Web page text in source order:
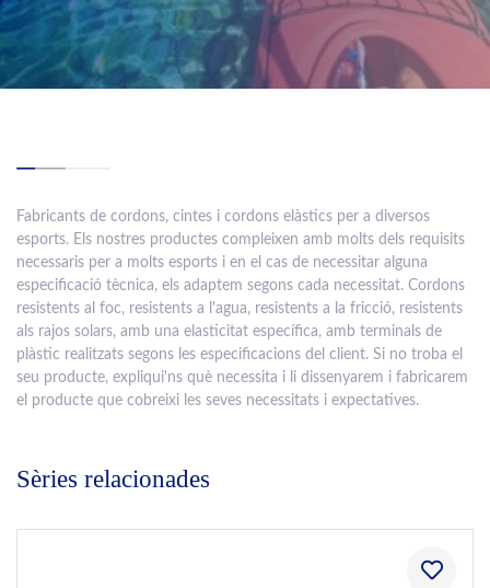
Fabricants de cordons, cintes i cordons elàstics per a diversos
esports. Els nostres productes compleixen amb molts dels requisits
necessaris per a molts esports i en el cas de necessitar alguna
especificació tècnica, els adaptem segons cada necessitat. Cordons
resistents al foc, resistents a l'agua, resistents a la fricció, resistents
als rajos solars, amb una elasticitat específica, amb terminals de
plàstic realitzats segons les especificacions del client. Si no troba el
seu producte, expliqui'ns què necessita i li dissenyarem i fabricarem
el producte que cobreixi les seves necessitats i expectatives.
Sèries relacionades